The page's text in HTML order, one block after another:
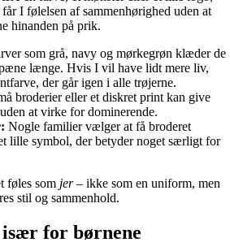
I følelsen af sammenhørighed uden at
hinanden på prik.
som grå, navy og mørkegrøn klæder de
længe. Hvis I vil have lidt mere liv,
der går igen i alle trøjerne.
broderier eller et diskret print kan give
at virke for dominerende.
Nogle familier vælger at få broderet
lille symbol, der betyder noget særligt for
føles som jer– ikke som en uniform, men
stil og sammenhold.
for børnene